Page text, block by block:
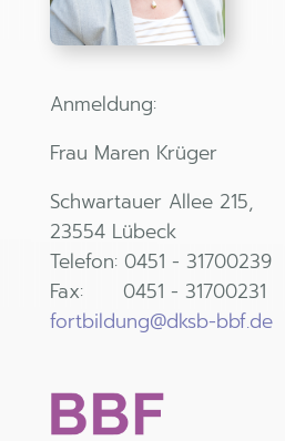
Anmeldung:
Frau Maren Krüger
Schwartauer Allee 215,
23554 Lübeck
Telefon: 0451 - 31700239
Fax: 0451 - 31700231
fortbildung@dksb-bbf.de